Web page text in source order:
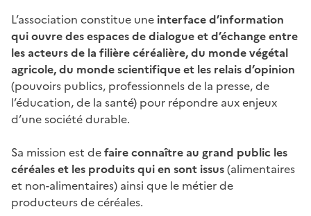
L’association constitue une interface d’information
qui ouvre des espaces de dialogue et d’échange entre
les acteurs de la filière céréalière, du monde végétal
agricole, du monde scientifique et les relais d’opinion
(pouvoirs publics, professionnels de la presse, de
l’éducation, de la santé) pour répondre aux enjeux
d’une société durable.
Sa mission est defaire connaître au grand public les
céréales et les produits qui en sont issus(alimentaires
et non-alimentaires) ainsi que le métier de
producteurs de céréales.